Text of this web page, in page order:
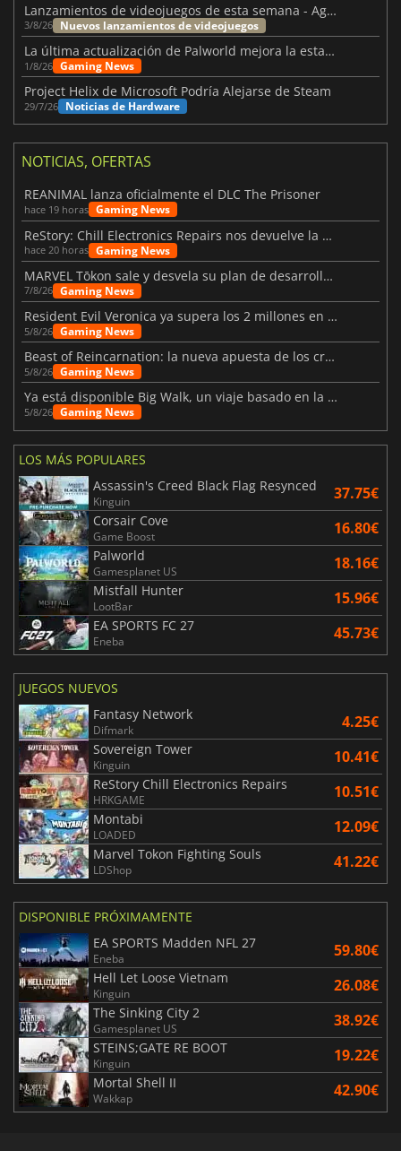
Lanzamientos de videojuegos de esta semana - Agosto de 2026 (semana 32)
3/8/26 Nuevos lanzamientos de videojuegos
La última actualización de Palworld mejora la estabilidad
1/8/26 Gaming News
Project Helix de Microsoft Podría Alejarse de Steam
29/7/26 Noticias de Hardware
NOTICIAS, OFERTAS
REANIMAL lanza oficialmente el DLC The Prisoner
hace 19 horas Gaming News
ReStory: Chill Electronics Repairs nos devuelve la nostalgia de los 2000
hace 20 horas Gaming News
MARVEL Tōkon sale y desvela su plan de desarrollo para el primer año
7/8/26 Gaming News
Resident Evil Veronica ya supera los 2 millones en listas de deseados
5/8/26 Gaming News
Beast of Reincarnation: la nueva apuesta de los creadores de Pokémon
5/8/26 Gaming News
Ya está disponible Big Walk, un viaje basado en la amistad
5/8/26 Gaming News
LOS MÁS POPULARES
Assassin's Creed Black Flag Resynced
Kinguin 37.75€
Corsair Cove
Game Boost 16.80€
Palworld
Gamesplanet US 18.16€
Mistfall Hunter
LootBar 15.96€
EA SPORTS FC 27
Eneba 45.73€
JUEGOS NUEVOS
Fantasy Network
Difmark 4.25€
Sovereign Tower
Kinguin 10.41€
ReStory Chill Electronics Repairs
HRKGAME 10.51€
Montabi
LOADED 12.09€
Marvel Tokon Fighting Souls
LDShop 41.22€
DISPONIBLE PRÓXIMAMENTE
EA SPORTS Madden NFL 27
Eneba 59.80€
Hell Let Loose Vietnam
Kinguin 26.08€
The Sinking City 2
Gamesplanet US 38.92€
STEINS;GATE RE BOOT
Kinguin 19.22€
Mortal Shell II
Wakkap 42.90€